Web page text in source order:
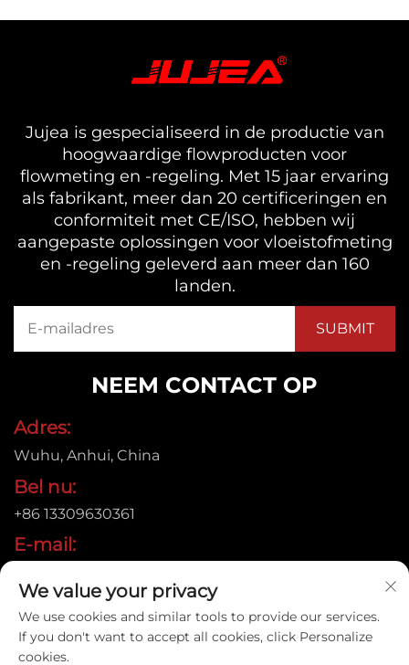
Jujea is gespecialiseerd in de productie van
hoogwaardige flowproducten voor
flowmeting en -regeling. Met 15 jaar ervaring
als fabrikant, meer dan 20 certificeringen en
conformiteit met CE/ISO, hebben wij
aangepaste oplossingen voor vloeistofmeting
en -regeling geleverd aan meer dan 160
landen.
NEEM CONTACT OP
Adres:
Wuhu, Anhui, China
Bel nu:
+86 13309630361
E-mail:
Auteursrecht © 2015 Anhui Jujie Automation Technology
Co.,LTD. Alle rechten voorbehouden. |
We value your privacy
We use cookies and similar tools to provide our services.
If you don't want to accept all cookies, click Personalize
cookies.